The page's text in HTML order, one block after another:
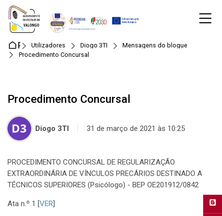
Skip to navigation
Skip to login form
Ir para o conteúdo principal
Skip to accessibility options
Skip to footer
Skip accessibility options
Página principal
Utilizadores Diogo 3TI
Mensagens do blogue
Procedimento Concursal
Procedimento Concursal
Diogo 3TI 31 de março de 2021 às 10:25
PROCEDIMENTO CONCURSAL DE REGULARIZAÇÃO
EXTRAORDINÁRIA DE VÍNCULOS PRECÁRIOS DESTINADO A
TÉCNICOS SUPERIORES (Psicólogo) - BEP OE201912/0842
Ata n.º 1 [VER]